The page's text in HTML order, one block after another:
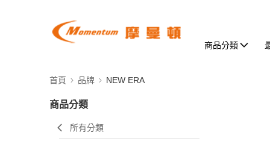
商品分類
首頁 品牌 NEW ERA
商品分類
所有分類